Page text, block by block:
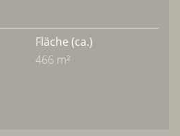
Fläche (ca.)
466 m²